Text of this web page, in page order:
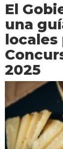
El
una
locales
2025